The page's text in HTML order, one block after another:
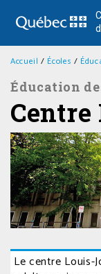
Accueil / Écoles /
Éducation
Le centre Louis-